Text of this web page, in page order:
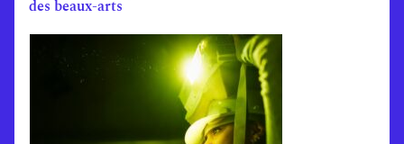
des beaux-arts